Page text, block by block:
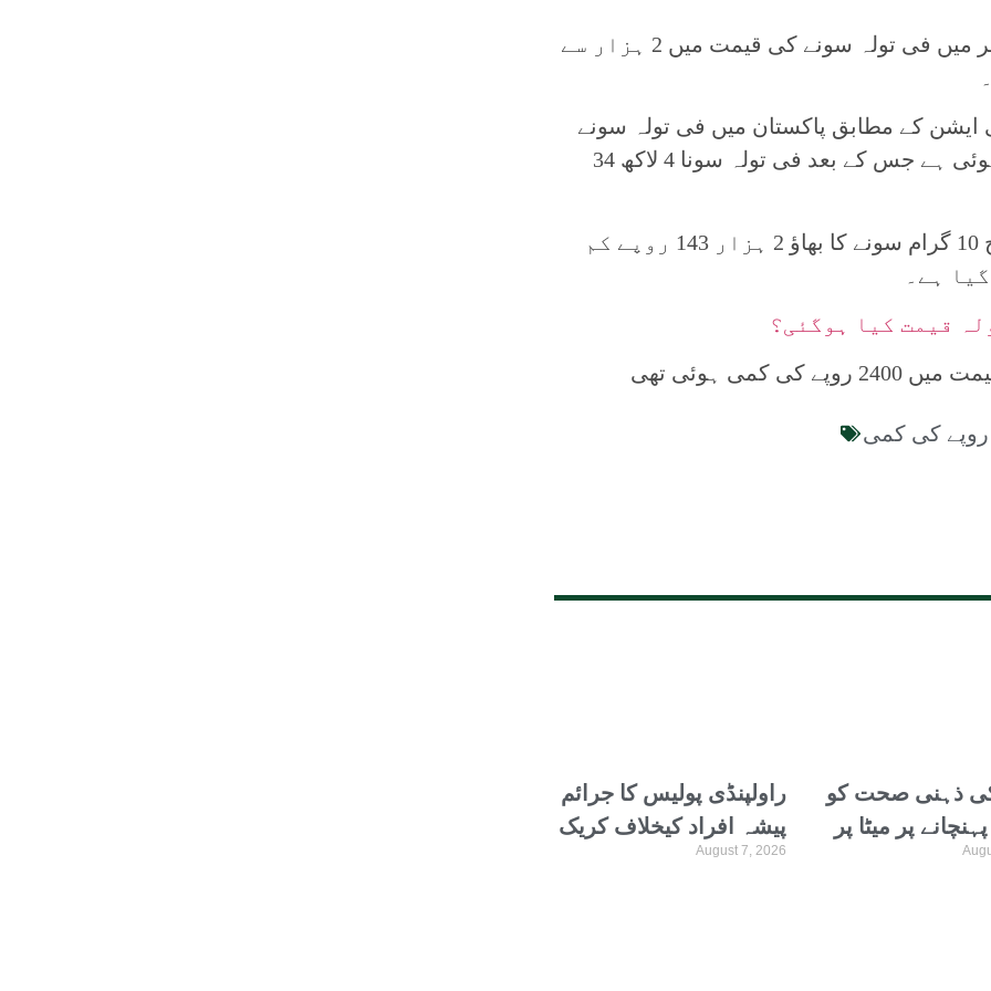
کراچی(روشن پاکستان نیوز) ملک بھر میں فی تولہ سونے کی قیمت میں 2 ہزار سے
ایشن کے مطابق پاکستان میں فی تولہ سونے
کی قیمت میں 2500 روپے کی کمی ہوئی ہے جس کے بعد فی تولہ سونا 4 لاکھ 34
ایسوسی ایشن کے مطابق اسی طرح 10 گرام سونے کا بھاؤ 2 ہزار 143 روپے کم
قیمت کیا ہوگئی؟
ہوئی تھی
راولپنڈی پولیس کا جرائم
پیشہ افراد کیخلاف کریک
ڈاؤن، دو مختلف مقدمات
August 7, 2026
ذہنی صحت کو
پر میٹا پر
ڈالرز کا جرمانہ